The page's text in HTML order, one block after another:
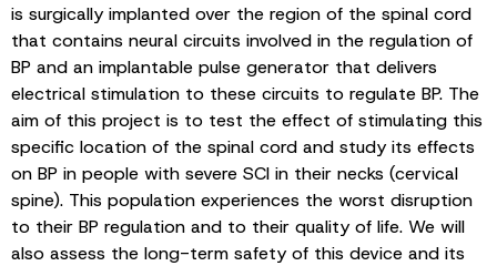
is surgically implanted over the region of the spinal cord
that contains neural circuits involved in the regulation of
BP and an implantable pulse generator that delivers
electrical stimulation to these circuits to regulate BP. The
aim of this project is to test the effect of stimulating this
specific location of the spinal cord and study its effects
on BP in people with severe SCI in their necks (cervical
spine). This population experiences the worst disruption
to their BP regulation and to their quality of life. We will
also assess the long-term safety of this device and its